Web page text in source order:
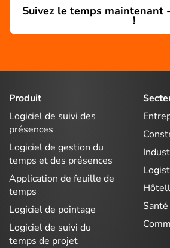
Suivez le temps maintenant
!
Produit
Logiciel de suivi des
présences
Logiciel de gestion du
temps et des présences
Application de feuille de
temps
Logiciel de pointage
Logiciel de suivi du
temps de projet
Santé